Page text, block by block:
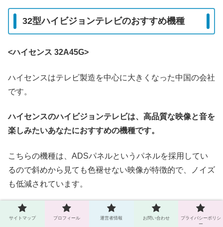
32型ハイビジョンテレビのおすすめ機種
<ハイセンス 32A45G>
ハイセンスはテレビ製造を中心に大きくなった中国の会社
です。
ハイセンスのハイビジョンテレビは、高品質な映像と音を
楽しみたいあなたにおすすめの機種です。
こちらの機種は、ADSパネルというパネルを採用してい
るので斜めから見ても色褪せない映像が特徴的で、ノイズ
も低減されています。
ゲームの映像遅延も少ないので、ゲームをよくするという
あなたにおすすめです。
サイトマップ プロフィール 運営者情報 お問い合わせ
プライバシーポリシ
ー